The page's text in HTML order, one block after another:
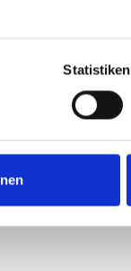
Statistiken